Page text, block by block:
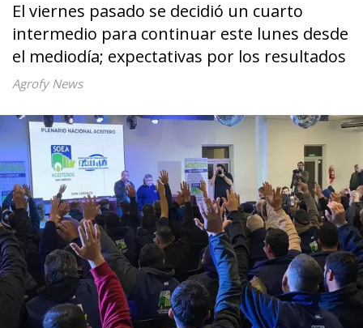
El viernes pasado se decidió un cuarto
intermedio para continuar este lunes desde
el mediodía; expectativas por los resultados
Agrofy News